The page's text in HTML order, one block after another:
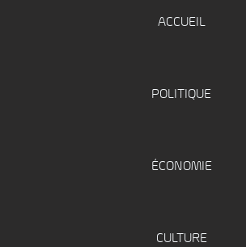
ACCUEIL
POLITIQUE
ÉCONOMIE
CULTURE